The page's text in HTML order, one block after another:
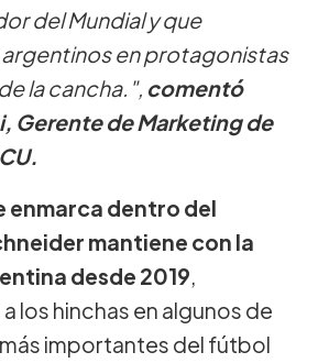
del Mundial y que
en protagonistas
la cancha.", comentó
Gerente de Marketing de
enmarca dentro del
mantiene con la
desde 2019,
los hinchas en algunos de
importantes del fútbol